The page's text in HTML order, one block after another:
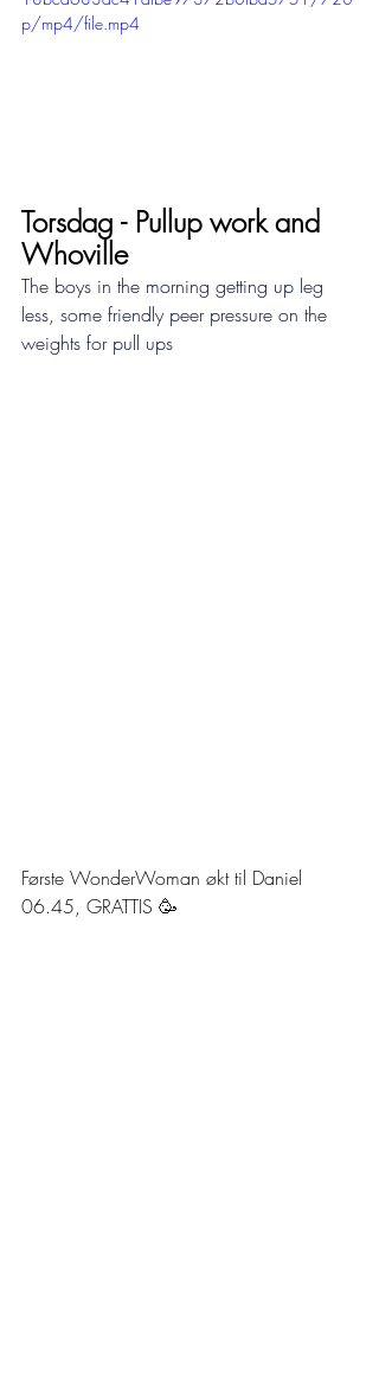
p/mp4/file.mp4
Torsdag - Pullup work and
Whoville
The boys in the morning getting up leg
less, some friendly peer pressure on the
weights for pull ups
Første WonderWoman økt til Daniel
06.45, GRATTIS 🥳